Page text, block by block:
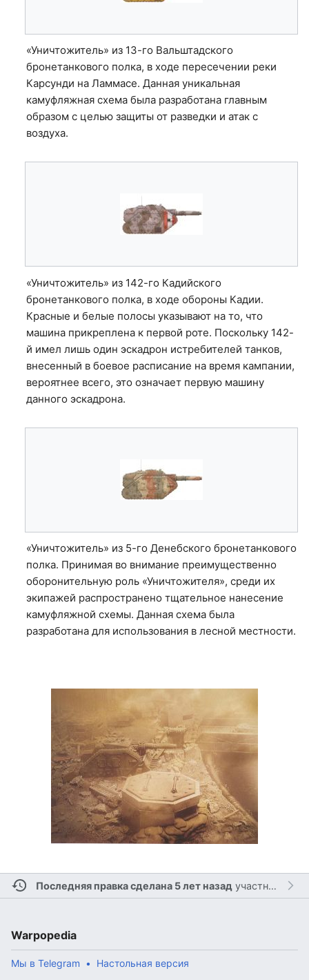
«Уничтожитель» из 13-го Вальштадского
бронетанкового полка, в ходе пересечении реки
Карсунди на Ламмасе. Данная уникальная
камуфляжная схема была разработана главным
образом с целью защиты от разведки и атак с
воздуха.
«Уничтожитель» из 142-го Кадийского
бронетанкового полка, в ходе обороны Кадии.
Красные и белые полосы указывают на то, что
машина прикреплена к первой роте. Поскольку 142-
й имел лишь один эскадрон истребителей танков,
внесенный в боевое расписание на время кампании,
вероятнее всего, это означает первую машину
данного эскадрона.
«Уничтожитель» из 5-го Денебского бронетанкового
полка. Принимая во внимание преимущественно
оборонительную роль «Уничтожителя», среди их
экипажей распространено тщательное нанесение
камуфляжной схемы. Данная схема была
разработана для использования в лесной местности.
Последняя правка сделана 5 лет назадучастником
Warpopedia
Мы в Telegram Настольная версия